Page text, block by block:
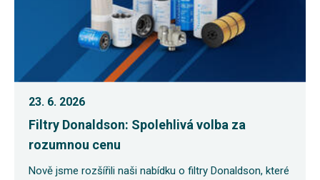
23. 6. 2026
Filtry Donaldson: Spolehlivá volba za
rozumnou cenu
Nově jsme rozšířili naši nabídku o filtry Donaldson, které